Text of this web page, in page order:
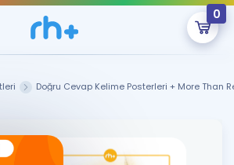
0
sınava hazırlayacak onlarca eğitim seni
bekliyor!
Doğru Cevap Kelime Posterleri + More Than